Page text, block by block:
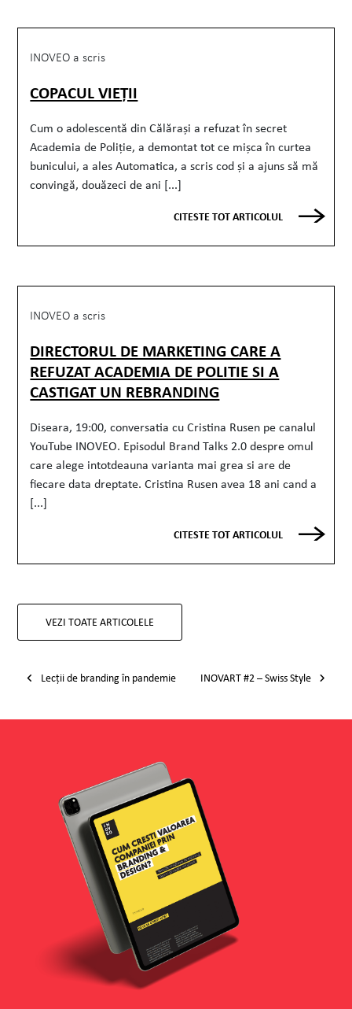
INOVEO a scris
COPACUL VIEȚII
Cum o adolescentă din Călărași a refuzat în secret
Academia de Poliție, a demontat tot ce mișca în curtea
bunicului, a ales Automatica, a scris cod și a ajuns să mă
convingă, douăzeci de ani [...]
CITESTE TOT ARTICOLUL
INOVEO a scris
DIRECTORUL DE MARKETING CARE A
REFUZAT ACADEMIA DE POLITIE SI A
CASTIGAT UN REBRANDING
Diseara, 19:00, conversatia cu Cristina Rusen pe canalul
YouTube INOVEO. Episodul Brand Talks 2.0 despre omul
care alege intotdeauna varianta mai grea si are de
fiecare data dreptate. Cristina Rusen avea 18 ani cand a
[...]
CITESTE TOT ARTICOLUL
VEZI TOATE ARTICOLELE
Lecții de branding în pandemie INOVART #2 – Swiss Style